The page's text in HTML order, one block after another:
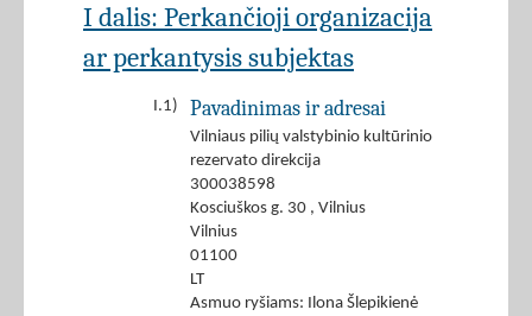
I dalis: Perkančioji organizacija
ar perkantysis subjektas
I.1) Pavadinimas ir adresai
Vilniaus pilių valstybinio kultūrinio
rezervato direkcija
300038598
Kosciuškos g. 30 , Vilnius
Vilnius
01100
LT
Asmuo ryšiams: Ilona Šlepikienė